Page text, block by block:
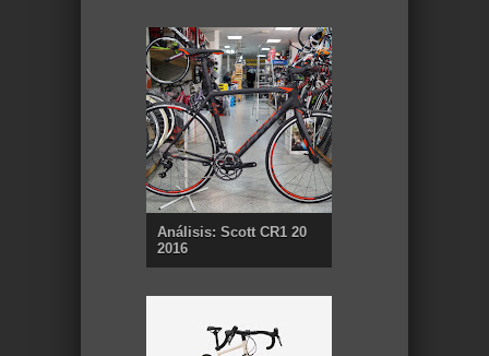
Análisis: Scott CR1 20
2016